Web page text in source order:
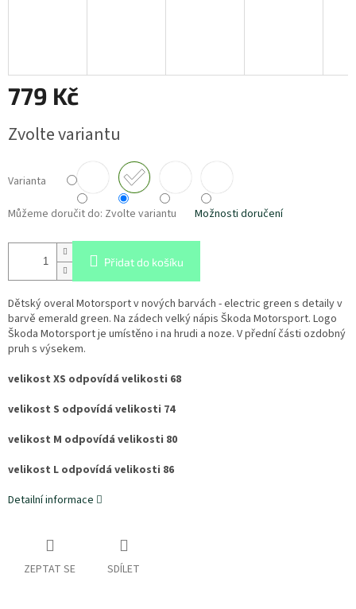
779 Kč
cena:
Zvolte variantu
Varianta
Můžeme doručit do: Zvolte variantu Možnosti doručení
Přidat do košíku
Dětský overal Motorsport v nových barvách - electric green s detaily v
barvě emerald green. Na zádech velký nápis Škoda Motorsport. Logo
Škoda Motorsport je umístěno i na hrudi a noze. V přední části ozdobný
pruh s výsekem.
velikost XS odpovídá velikosti 68
velikost S odpovídá velikosti 74
velikost M odpovídá velikosti 80
velikost L odpovídá velikosti 86
Detailní informace
ZEPTAT SE SDÍLET